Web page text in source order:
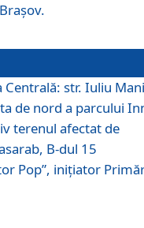
Centrală: str. Iuliu
de nord a parcului
terenul afectat de
B-dul 15
Pop”, iniţiator